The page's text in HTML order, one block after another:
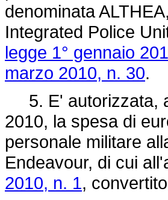
denominata
Integrated Police
legge 1° gennaio
marzo 2010, n. 30.
5. E' autorizzata,
2010, la spesa di
personale militare
Endeavour, di cui
2010, n. 1,